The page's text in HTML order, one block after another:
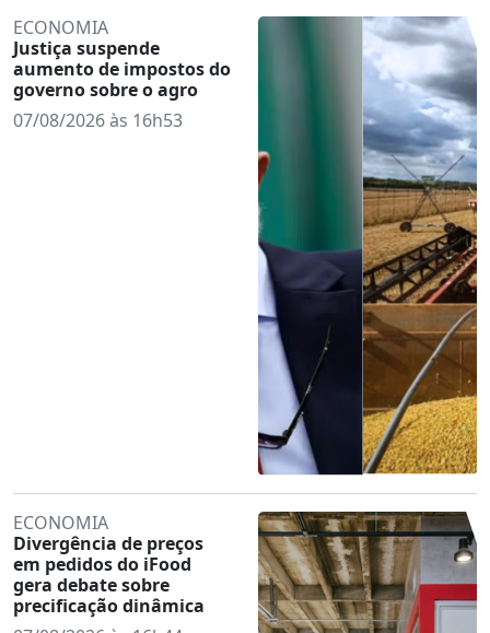
ECONOMIA
Justiça suspende
aumento de impostos do
governo sobre o agro
07/08/2026 às 16h53
ECONOMIA
Divergência de preços
em pedidos do iFood
gera debate sobre
precificação dinâmica